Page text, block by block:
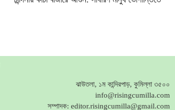
ঝাউতলা, ১ম কান্দিরপাড়, কুমিল্লা ৩৫০০
info@risingcumilla.com
সম্পাদক: editor.risingcumilla@gmail.com